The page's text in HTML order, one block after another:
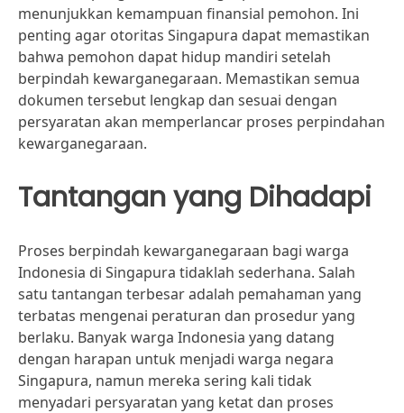
menunjukkan kemampuan finansial pemohon. Ini
penting agar otoritas Singapura dapat memastikan
bahwa pemohon dapat hidup mandiri setelah
berpindah kewarganegaraan. Memastikan semua
dokumen tersebut lengkap dan sesuai dengan
persyaratan akan memperlancar proses perpindahan
kewarganegaraan.
Tantangan yang Dihadapi
Proses berpindah kewarganegaraan bagi warga
Indonesia di Singapura tidaklah sederhana. Salah
satu tantangan terbesar adalah pemahaman yang
terbatas mengenai peraturan dan prosedur yang
berlaku. Banyak warga Indonesia yang datang
dengan harapan untuk menjadi warga negara
Singapura, namun mereka sering kali tidak
menyadari persyaratan yang ketat dan proses